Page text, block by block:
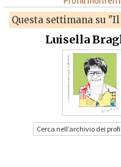
Questa settimana su
Luisella
Cerca nell’archivio dei